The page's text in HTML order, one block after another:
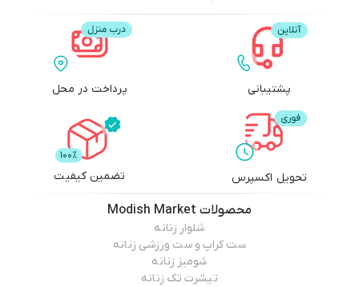
پشتیبانی پرداخت در محل
تحویل اکسپرس تضمین کیفیت
محصولات Modish Market
شلوار زنانه
ست کراپ و ست ورزشی زنانه
شومیز زنانه
تیشرت تک زنانه